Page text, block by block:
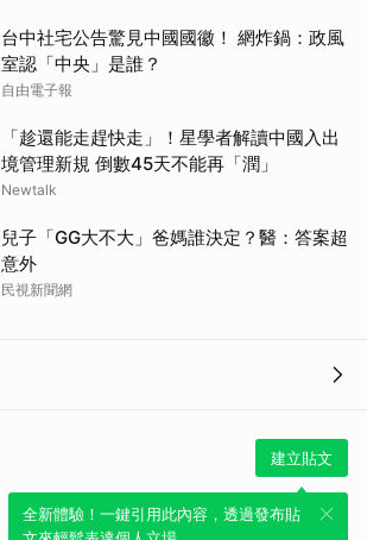
台中社宅公告驚見中國國徽！ 網炸鍋：政風
室認「中央」是誰？
自由電子報
「趁還能走趕快走」！星學者解讀中國入出
境管理新規 倒數45天不能再「潤」
Newtalk
兒子「GG大不大」爸媽誰決定？醫：答案超
意外
民視新聞網
建立貼文
全新體驗！一鍵引用此內容，透過發布貼